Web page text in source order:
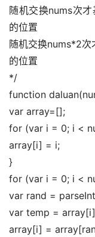
随机交换nums次
的位置
随机交换nums*2次
的位置
*/
function
var array=[];
for (var i = 0; i <
array[i] = i;
}
for (var i = 0; i <
var rand =
var temp =
array[i] =